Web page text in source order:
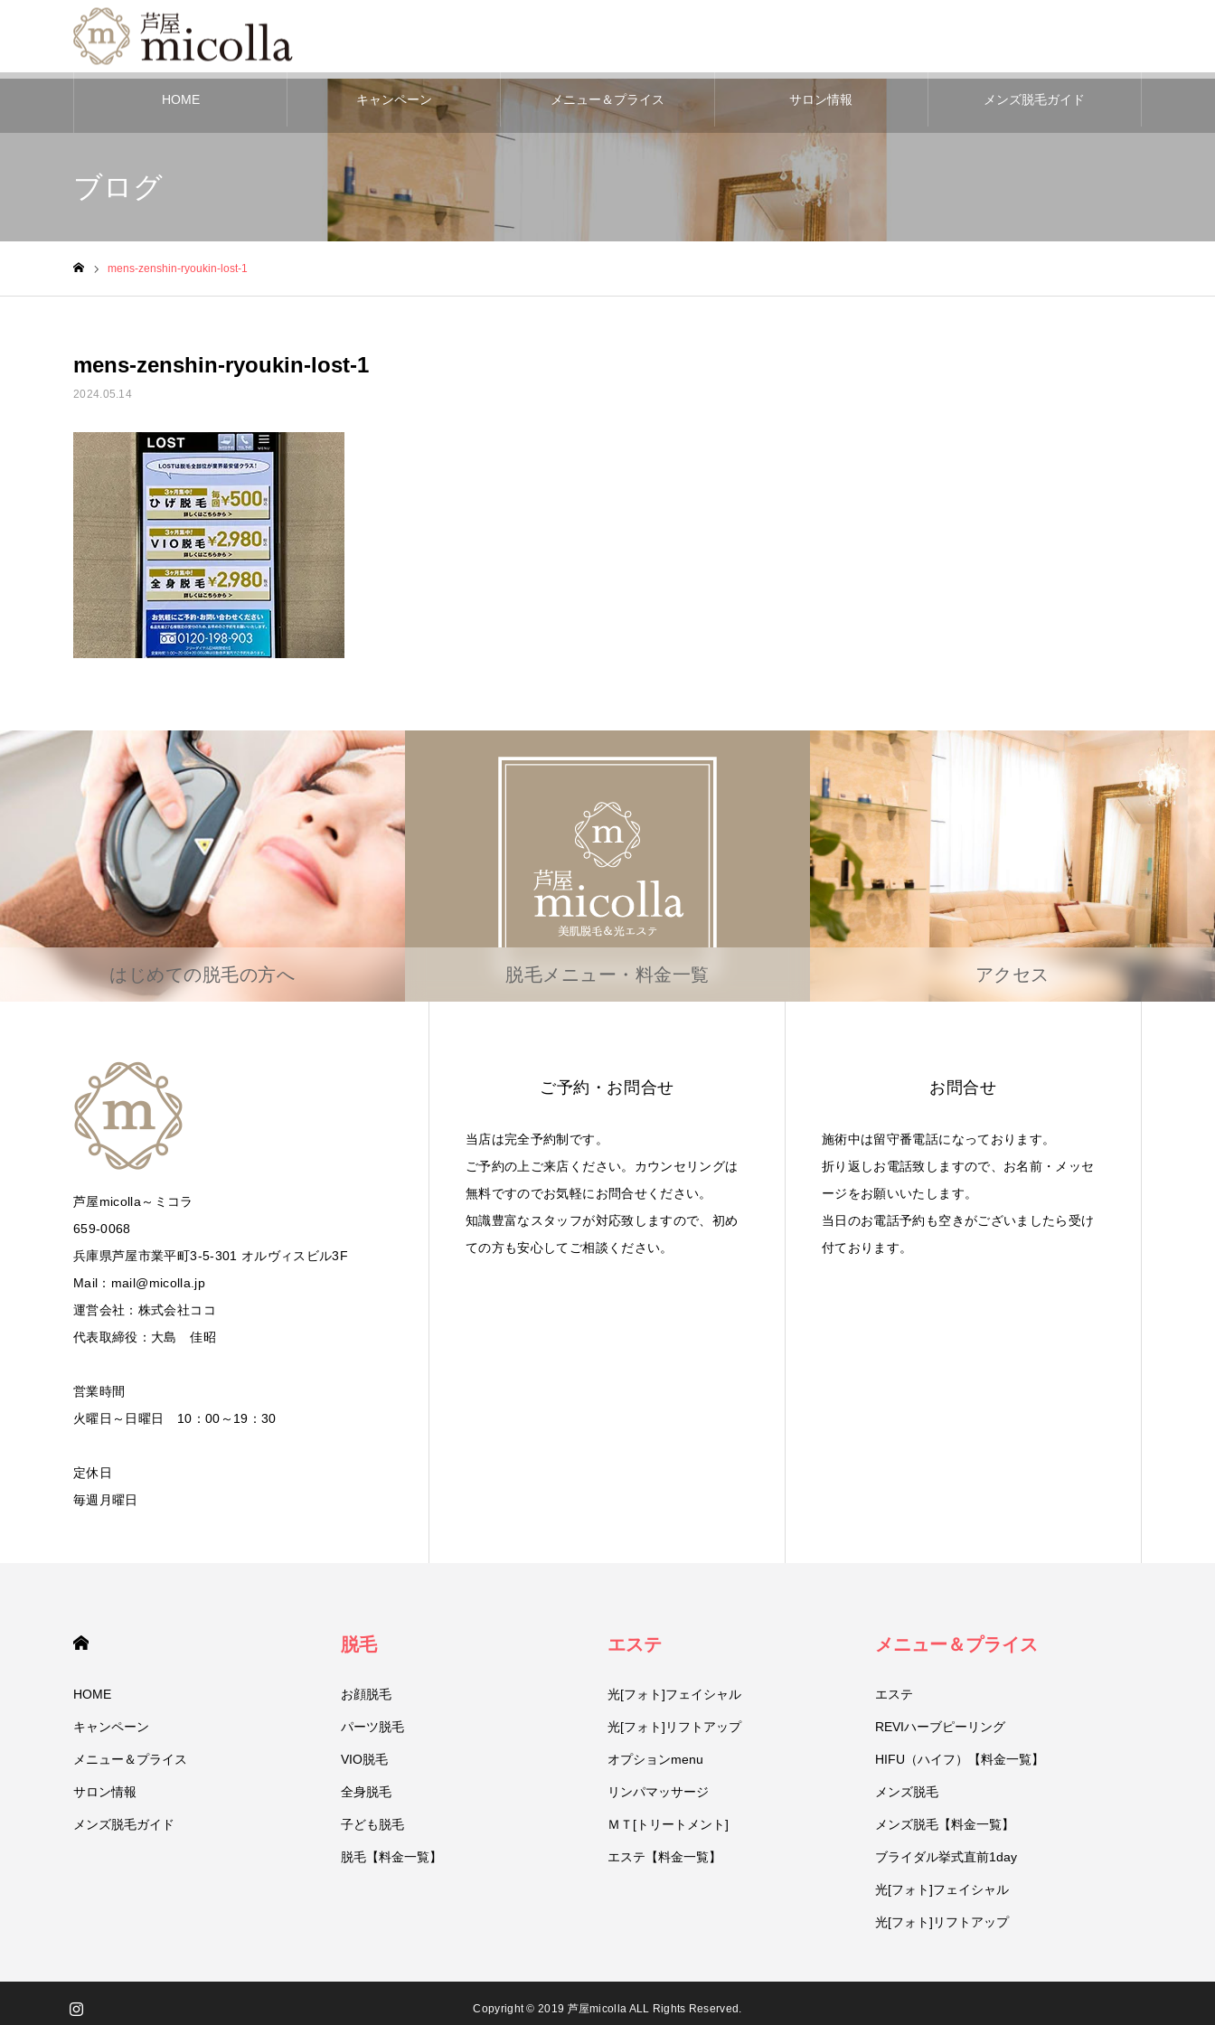
HOME キャンペーン メニュー＆プライス サロン情報 メンズ脱毛ガイド
ブログ
mens-zenshin-ryoukin-lost-1
mens-zenshin-ryoukin-lost-1
2024.05.14
はじめての脱毛の方へ 脱毛メニュー・料金一覧 アクセス
芦屋micolla～ミコラ
659-0068
兵庫県芦屋市業平町3-5-301 オルヴィスビル3F
Mail：mail@micolla.jp
運営会社：株式会社ココ
代表取締役：大島 佳昭
営業時間
火曜日～日曜日 10：00～19：30
定休日
毎週月曜日
ご予約・お問合せ
当店は完全予約制です。
ご予約の上ご来店ください。カウンセリングは
無料ですのでお気軽にお問合せください。
知識豊富なスタッフが対応致しますので、初め
ての方も安心してご相談ください。
お問合せ
施術中は留守番電話になっております。
折り返しお電話致しますので、お名前・メッセ
ージをお願いいたします。
当日のお電話予約も空きがございましたら受け
付ております。
HOME
キャンペーン
メニュー＆プライス
サロン情報
メンズ脱毛ガイド
脱毛
お顔脱毛
パーツ脱毛
VIO脱毛
全身脱毛
子ども脱毛
脱毛【料金一覧】
エステ
光[フォト]フェイシャル
光[フォト]リフトアップ
オプションmenu
リンパマッサージ
ＭＴ[トリートメント]
エステ【料金一覧】
メニュー＆プライス
エステ
REVIハーブピーリング
HIFU（ハイフ）【料金一覧】
メンズ脱毛
メンズ脱毛【料金一覧】
ブライダル挙式直前1day
光[フォト]フェイシャル
光[フォト]リフトアップ
Copyright © 2019 芦屋micolla ALL Rights Reserved.